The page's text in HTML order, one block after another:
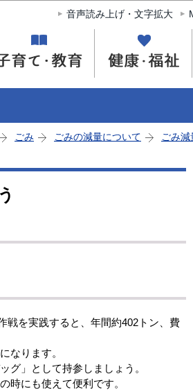
ジの本文へ移動
音声読み上げ・文字拡大
ごみ ごみの減量について
ごみ
戦を実践すると、年間約402トン、費
なります。
」として持参しましょう。
時にも使えて便利です。